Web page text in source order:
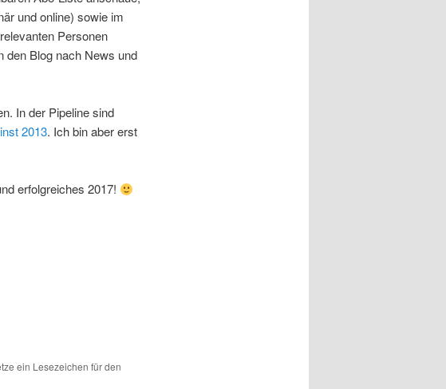
und online) sowie im
Personen
den Blog nach News und
In der Pipeline sind
2013. Ich bin aber erst
erfolgreiches 2017!
ein Lesezeichen für den